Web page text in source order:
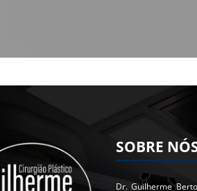
SOBRE
Dr. Guilherme